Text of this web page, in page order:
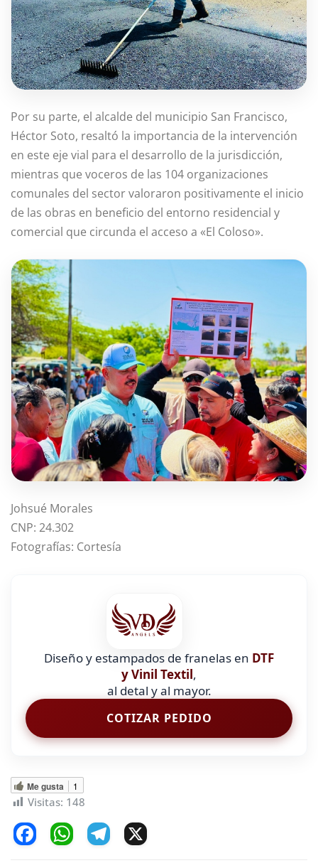
Por su parte, el alcalde del municipio San Francisco,
Héctor Soto, resaltó la importancia de la intervención
en este eje vial para el desarrollo de la jurisdicción,
mientras que voceros de las 104 organizaciones
comunales del sector valoraron positivamente el inicio
de las obras en beneficio del entorno residencial y
comercial que circunda el acceso a «El Coloso».
Johsué Morales
CNP: 24.302
Fotografías: Cortesía
Diseño y estampados de franelas en DTF
y Vinil Textil,
al detal y al mayor.
COTIZAR PEDIDO
Me gusta 1
Visitas: 148
W